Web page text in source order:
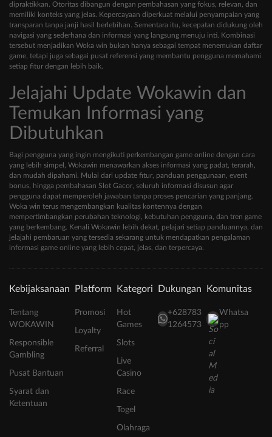
dipraktikkan. Otoritas dibangun dengan pembahasan yang fokus, relevan, dan
memiliki konteks yang jelas. Kepercayaan diperkuat melalui penyampaian yang
transparan tanpa janji hasil berlebihan. Sementara itu, kecepatan didukung oleh
navigasi yang sederhana dan informasi yang langsung menuju inti. Kombinasi
tersebut menjadikan Woka win bukan hanya sebagai tempat menemukan daftar
game, tetapi juga sebagai pusat referensi yang membantu pengguna memahami
setiap fitur dengan lebih baik.
Jelajahi Update Wokawin dan
Temukan Informasi yang
Dibutuhkan
Bagi pengguna yang ingin mengikuti perkembangan game online dengan cara
yang lebih simpel, Wokawin menawarkan akses informasi yang padat, terarah,
dan mudah dipahami. Mulai dari update fitur, panduan penggunaan, event
bonus, hingga pembahasan Slot Gacor, seluruh informasi disusun agar
pengguna dapat memperoleh jawaban tanpa proses pencarian yang panjang.
Woka win terus mengembangkan kualitas kontennya dengan
mempertimbangkan perubahan teknologi, kebutuhan pengguna, dan tren game
yang berkembang. Kenali Wokawin lebih dekat, pelajari setiap panduannya, dan
jelajahi pembaruan yang tersedia sekarang untuk mendapatkan pengalaman
informasi game online yang lebih cepat, jelas, dan terpercaya.
Kebijaksanaan
Tentang
WOKAWIN
Responsible
Gambling
Pusat Bantuan
Syarat dan
Ketentuan
Platform
Promosi
Loyalty
Referral
Kategori
Hot
Games
Slots
Live
Casino
Race
Togel
Olahraga
Dukungan
+628783
1264573
Komunitas
Whatsa
pp